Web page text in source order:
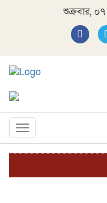
শুক্রবার,
Toggle
navigation